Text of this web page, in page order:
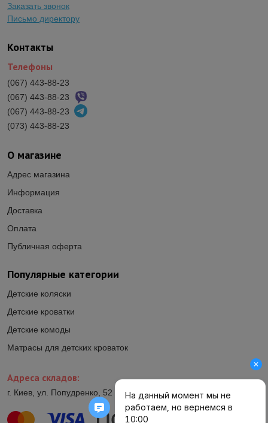
Популярные категории
Детские коляски
Детские кроватки
Детские комоды
Матрасы для детских кроваток
О магазине
Адрес магазина
Информация
Доставка
Оплата
Публичная оферта
Контакты
Телефоны
(067) 443-88-23
(067) 443-88-23
(067) 443-88-23
(073) 443-88-23
Адреса складов:
г. Киев, ул. Попудренко, 52 (ул.Гетьмана Павла Полуботка, 52)
Заказать звонок
Письмо директору